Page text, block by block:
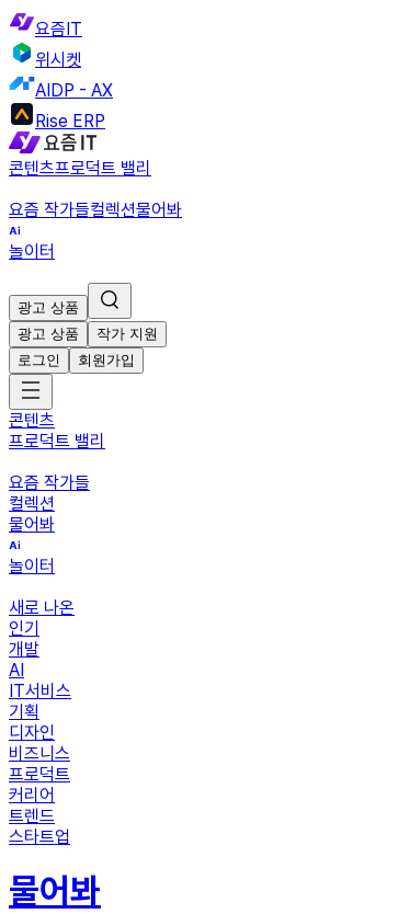
요즘IT
위시켓
AIDP - AX
Rise ERP
콘텐츠프로덕트 밸리
요즘 작가들컬렉션물어봐
놀이터
광고 상품
광고 상품
작가 지원
로그인
회원가입
콘텐츠
프로덕트 밸리
요즘 작가들
컬렉션
물어봐
놀이터
새로 나온
인기
개발
AI
IT서비스
기획
디자인
비즈니스
프로덕트
커리어
트렌드
스타트업
물어봐